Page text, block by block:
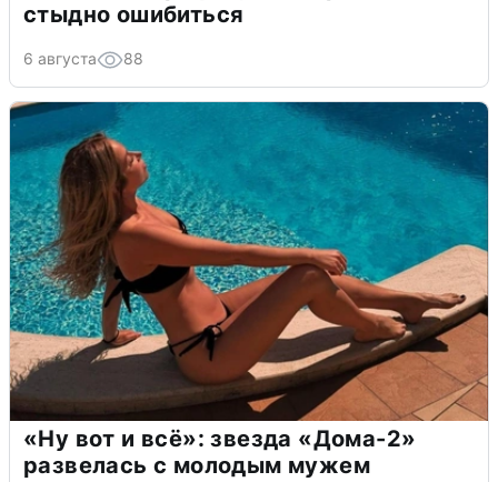
стыдно ошибиться
6 августа 88
«Ну вот и всё»: звезда «Дома-2»
развелась с молодым мужем